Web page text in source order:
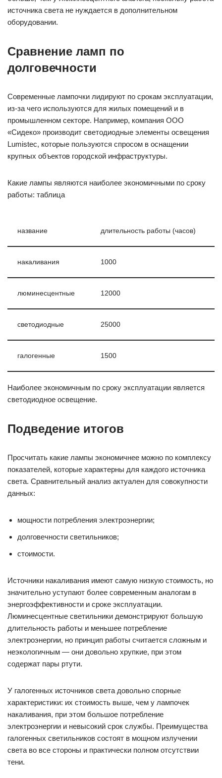
источника света не нуждается в дополнительном
оборудовании.
Сравнение ламп по
долговечности
Современные лампочки лидируют по срокам эксплуатации,
из-за чего используются для жилых помещений и в
промышленном секторе. Например, компания ООО
«Сидеко» производит светодиодные элементы освещения
Lumistec, которые пользуются спросом в оснащении
крупных объектов городской инфраструктуры.
Какие лампы являются наиболее экономичными по сроку
работы: таблица
название длительность работы (часов)
накаливания 1000
люминесцентные 12000
светодиодные 25000
галогенные 1500
Наиболее экономичным по сроку эксплуатации является
светодиодное освещение.
Подведение итогов
Просчитать какие лампы экономичнее можно по комплексу
показателей, которые характерны для каждого источника
света. Сравнительный анализ актуален для совокупности
данных:
мощности потребления электроэнергии;
долговечности светильников;
стоимости.
Источники накаливания имеют самую низкую стоимость, но
значительно уступают более современным аналогам в
энергоэффективности и сроке эксплуатации.
Люминесцентные светильники демонстрируют большую
длительность работы и меньшее потребление
электроэнергии, но принцип работы считается сложным и
неэкологичным — они довольно хрупкие, при этом
содержат пары ртути.
У галогенных источников света довольно спорные
характеристики: их стоимость выше, чем у лампочек
накаливания, при этом большое потребление
электроэнергии и невысокий срок службы. Преимущества
галогенных светильников состоят в мощном излучении
света во все стороны и практически полном отсутствии
тени.